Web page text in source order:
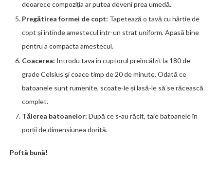
deoarece compoziția ar putea deveni prea umedă.
Pregătirea formei de copt: Tapetează o tavă cu hârtie de
copt și întinde amestecul într-un strat uniform. Apasă bine
pentru a compacta amestecul.
Coacerea: Introdu tava în cuptorul preîncălzit la 180 de
grade Celsius și coace timp de 20 de minute. Odată ce
batoanele sunt rumenite, scoate-le și lasă-le să se răcească
complet.
Tăierea batoanelor: După ce s-au răcit, taie batoanele în
porții de dimensiunea dorită.
Poftă bună!